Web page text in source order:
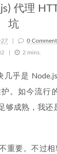
代理
坑
27
0
2 mins.
几乎是
。如今流行
够成熟，我还
重要。不过